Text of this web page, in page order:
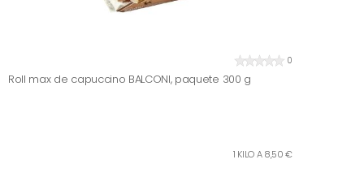
0
Roll max de capuccino BALCONI, paquete 300 g
1 KILO A 8,50 €